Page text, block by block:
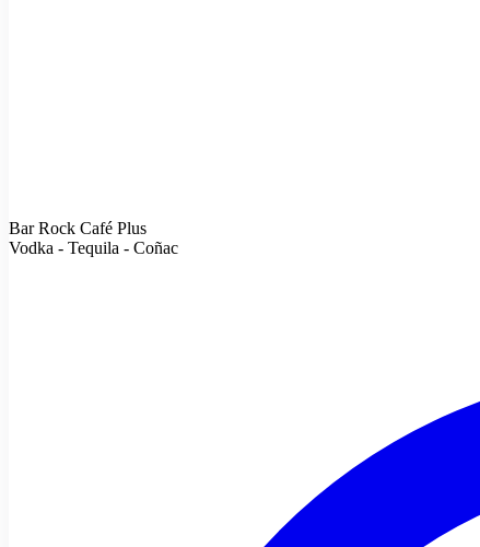
Bar Rock Café Plus
Vodka - Tequila - Coñac